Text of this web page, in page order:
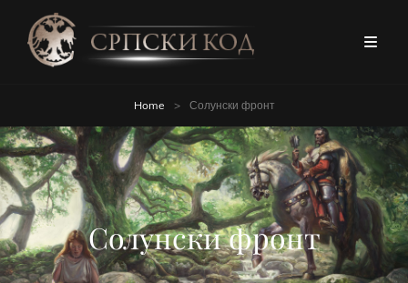
Home > Солунски фронт
Солунски фронт